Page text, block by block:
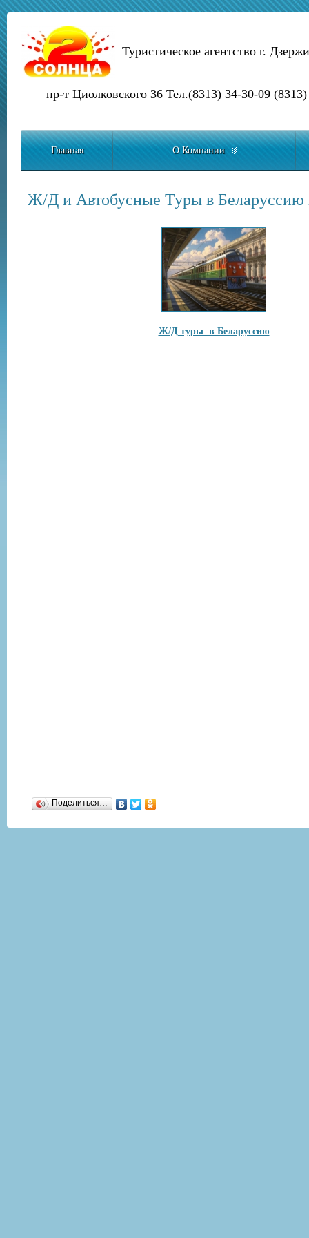
Туристическое агентство г.
пр-т Циолковского 36 Тел.(8313) 34-30-09
Главная О Компании
Ж/Д и Автобусные Туры в Беларуссию
Ж/Д туры в Беларуссию
Поделиться…